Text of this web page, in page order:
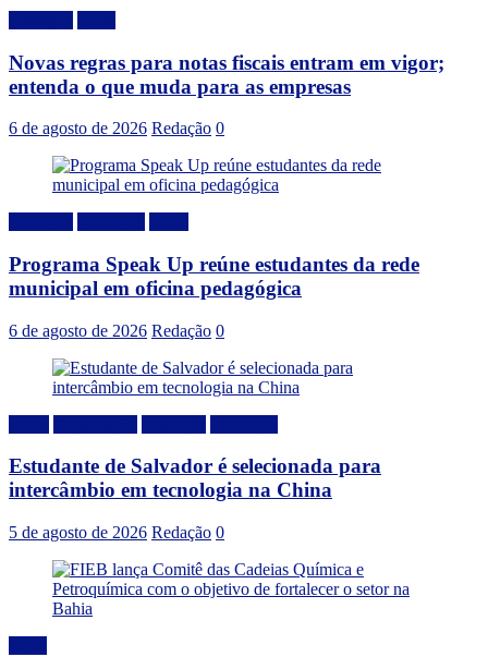
Novas regras para notas fiscais entram em vigor;
entenda o que muda para as empresas
6 de agosto de 2026 Redação 0
Programa Speak Up reúne estudantes da rede
municipal em oficina pedagógica
6 de agosto de 2026 Redação 0
Estudante de Salvador é selecionada para
intercâmbio em tecnologia na China
5 de agosto de 2026 Redação 0